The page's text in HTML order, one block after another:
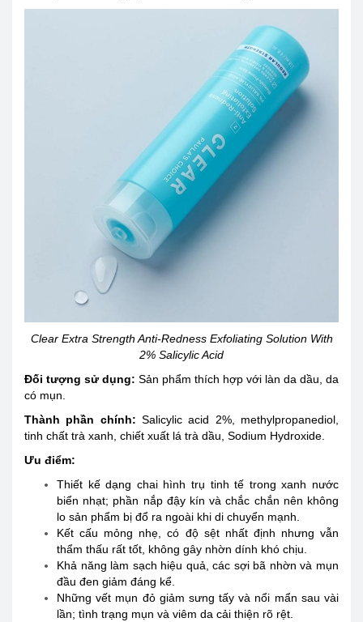
Clear Extra Strength Anti-Redness Exfoliating Solution With
2% Salicylic Acid
Đối tượng sử dụng: Sản phẩm thích hợp với làn da dầu, da
có mụn.
Thành phần chính: Salicylic acid 2%, methylpropanediol,
tinh chất trà xanh, chiết xuất lá trà dầu, Sodium Hydroxide.
Ưu điểm:
Thiết kế dạng chai hình trụ tinh tế trong xanh nước
biển nhạt; phần nắp đậy kín và chắc chắn nên không
lo sản phẩm bị đổ ra ngoài khi di chuyển mạnh.
Kết cấu mỏng nhẹ, có độ sệt nhất định nhưng vẫn
thẩm thấu rất tốt, không gây nhờn dính khó chịu.
Khả năng làm sạch hiệu quả, các sợi bã nhờn và mụn
đầu đen giảm đáng kể.
Những vết mụn đỏ giảm sưng tấy và nổi mẩn sau vài
lần; tình trạng mụn và viêm da cải thiện rõ rệt.